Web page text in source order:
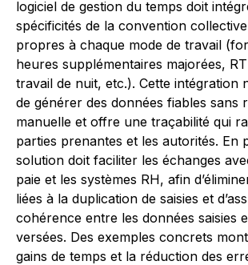
logiciel de gestion du temps doit
spécificités de la convention
propres à chaque mode de travail
heures supplémentaires majorées,
travail de nuit, etc.). Cette intégration
de générer des données fiables sans
manuelle et offre une traçabilité qui
parties prenantes et les autorités. En
solution doit faciliter les échanges
paie et les systèmes RH, afin
liées à la duplication de saisies et
cohérence entre les données saisies
versées. Des exemples concrets
gains de temps et la réduction des